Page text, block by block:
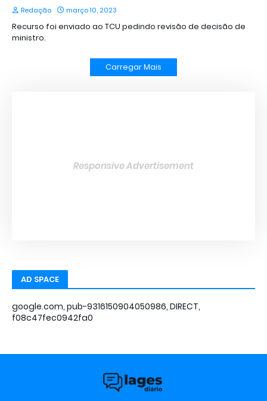
Redação março 10, 2023
Recurso foi enviado ao TCU pedindo revisão de decisão de
ministro.
Carregar Mais
Responsive Advertisement
AD SPACE
google.com, pub-9316150904050986, DIRECT,
f08c47fec0942fa0